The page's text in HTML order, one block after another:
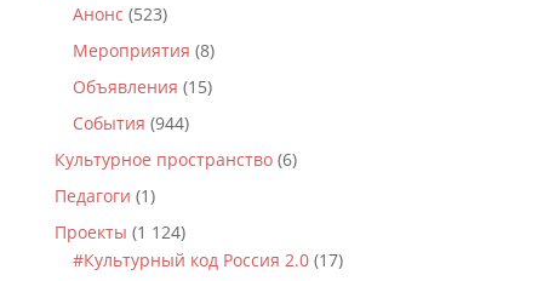
Анонс (523)
Мероприятия (8)
Объявления (15)
События (944)
Культурное пространство(6)
Педагоги (1)
Проекты (1 124)
#Культурный код Россия 2.0(17)